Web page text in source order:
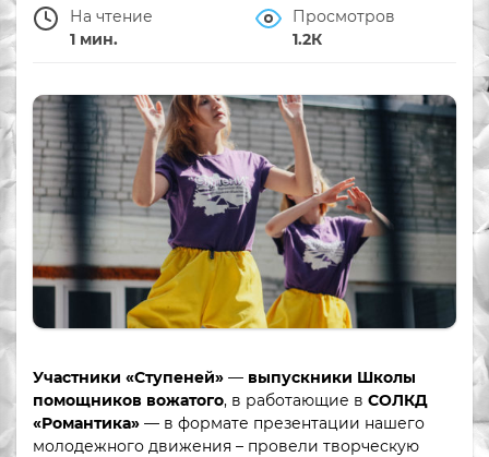
На чтение
1 мин.
Просмотров
1.2К
Участники «Ступеней» — выпускники Школы
помощников вожатого, в работающие в СОЛКД
«Романтика» — в формате презентации нашего
молодежного движения – провели творческую